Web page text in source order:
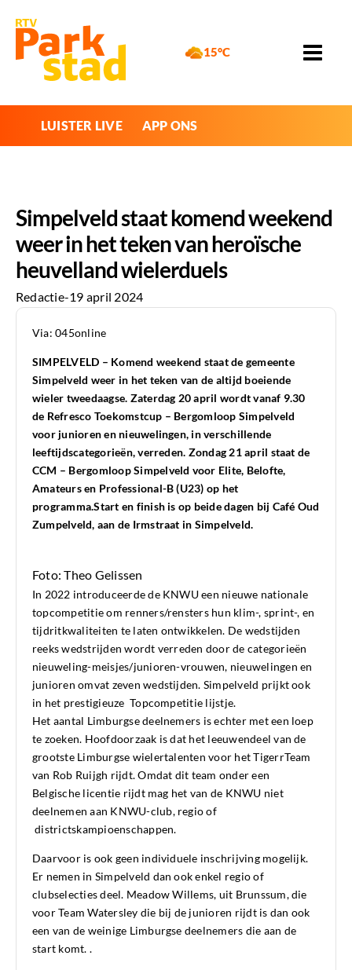
15°C
LUISTER LIVE APP ONS
Simpelveld staat komend weekend
weer in het teken van heroïsche
heuvelland wielerduels
Redactie-19 april 2024
Via: 045online
SIMPELVELD – Komend weekend staat de gemeente
Simpelveld weer in het teken van de altijd boeiende
wieler tweedaagse. Zaterdag 20 april wordt vanaf 9.30
de Refresco Toekomstcup – Bergomloop Simpelveld
voor junioren en nieuwelingen, in verschillende
leeftijdscategorieën, verreden. Zondag 21 april staat de
CCM – Bergomloop Simpelveld voor Elite, Belofte,
Amateurs en Professional-B (U23) op het
programma.Start en finish is op beide dagen bij Café Oud
Zumpelveld, aan de Irmstraat in Simpelveld.
Foto: Theo Gelissen
In 2022 introduceerde de KNWU een nieuwe nationale
topcompetitie om renners/rensters hun klim-, sprint-, en
tijdritkwaliteiten te laten ontwikkelen. De wedstijden
reeks wedstrijden wordt verreden door de categorieën
nieuweling-meisjes/junioren-vrouwen, nieuwelingen en
junioren omvat zeven wedstijden. Simpelveld prijkt ook
in het prestigieuze Topcompetitie lijstje.
Het aantal Limburgse deelnemers is echter met een loep
te zoeken. Hoofdoorzaak is dat het leeuwendeel van de
grootste Limburgse wielertalenten voor het TigerrTeam
van Rob Ruijgh rijdt. Omdat dit team onder een
Belgische licentie rijdt mag het van de KNWU niet
deelnemen aan KNWU-club, regio of
districtskampioenschappen.
Daarvoor is ook geen individuele inschrijving mogelijk.
Er nemen in Simpelveld dan ook enkel regio of
clubselecties deel. Meadow Willems, uit Brunssum, die
voor Team Watersley die bij de junioren rijdt is dan ook
een van de weinige Limburgse deelnemers die aan de
start komt. .